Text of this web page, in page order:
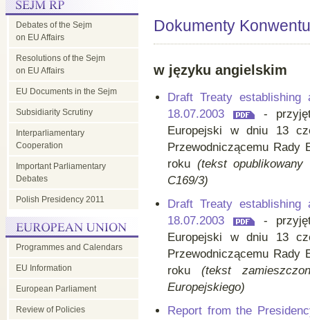
Debates of the Sejm
on EU Affairs
Resolutions of the Sejm
on EU Affairs
EU Documents in the Sejm
Subsidiarity Scrutiny
Interparliamentary
Cooperation
Important Parliamentary
Debates
Polish Presidency 2011
Programmes and Calendars
EU Information
European Parliament
Review of Policies
Dokumenty
w języku angielskim
Draft Treaty establishing
18.07.2003
-
Europejski w dniu 13
Przewodniczącemu Rady
roku (tekst
C169/3)
Draft Treaty establishing
18.07.2003
-
Europejski w dniu 13
Przewodniczącemu Rady
roku (tekst
Europejskiego)
Report from the